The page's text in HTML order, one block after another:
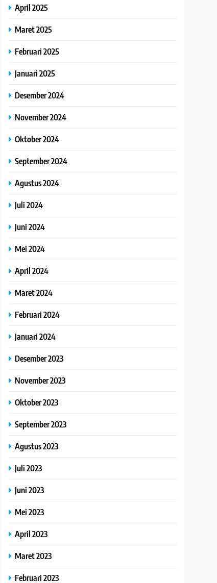
April 2025
Maret 2025
Februari 2025
Januari 2025
Desember 2024
November 2024
Oktober 2024
September 2024
Agustus 2024
Juli 2024
Juni 2024
Mei 2024
April 2024
Maret 2024
Februari 2024
Januari 2024
Desember 2023
November 2023
Oktober 2023
September 2023
Agustus 2023
Juli 2023
Juni 2023
Mei 2023
April 2023
Maret 2023
Februari 2023